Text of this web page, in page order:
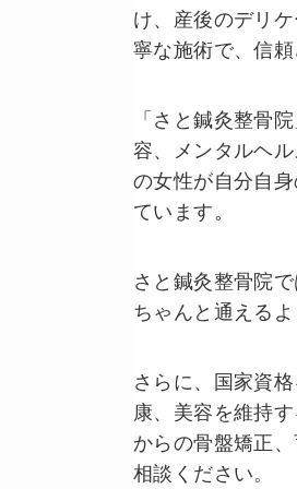
け、産後のデリ
寧な施術で、信頼
「さと鍼灸整骨
容、メンタルヘ
の女性が自分自
ています。
さと鍼灸整骨院
ちゃんと通える
さらに、国家資
康、美容を維持
からの骨盤矯正
相談ください。